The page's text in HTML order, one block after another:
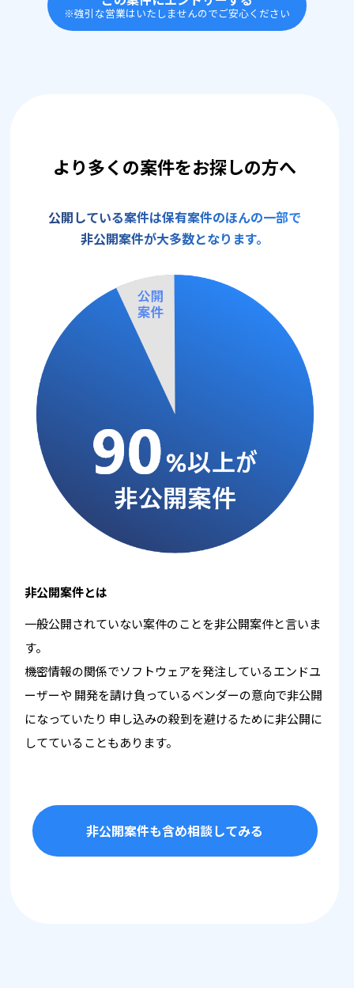
※強引な営業はいたしませんのでご安心ください
より多くの案件をお探しの方へ
公開している案件は保有案件のほんの一部で
非公開案件が大多数となります。
非公開案件とは
一般公開されていない案件のことを非公開案件と言いま
す。
機密情報の関係でソフトウェアを発注しているエンドユ
ーザーや 開発を請け負っているベンダーの意向で非公開
になっていたり 申し込みの殺到を避けるために非公開に
してていることもあります。
非公開案件も含め相談してみる